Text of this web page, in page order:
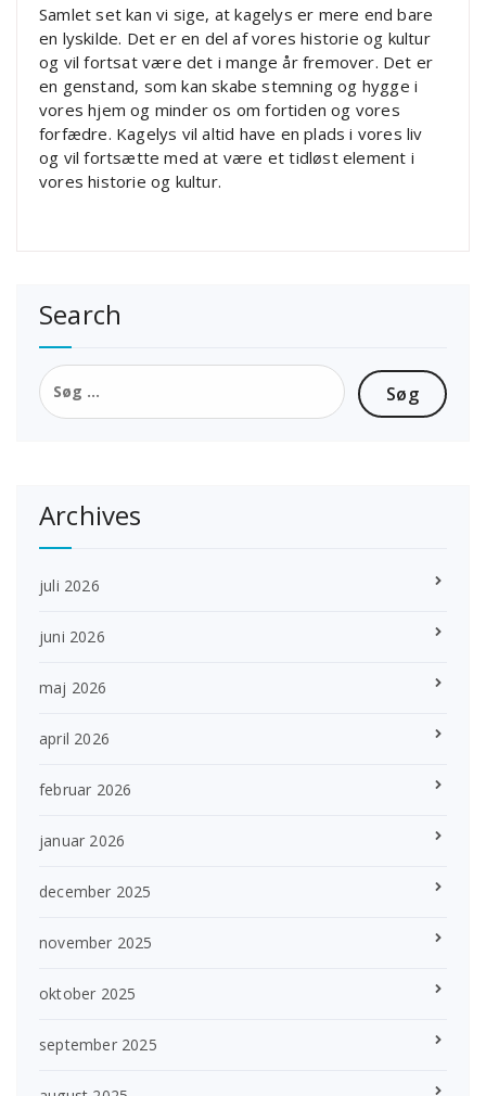
Samlet set kan vi sige, at kagelys er mere end bare
en lyskilde. Det er en del af vores historie og kultur
og vil fortsat være det i mange år fremover. Det er
en genstand, som kan skabe stemning og hygge i
vores hjem og minder os om fortiden og vores
forfædre. Kagelys vil altid have en plads i vores liv
og vil fortsætte med at være et tidløst element i
vores historie og kultur.
Search
Søg
efter:
Archives
juli 2026
juni 2026
maj 2026
april 2026
februar 2026
januar 2026
december 2025
november 2025
oktober 2025
september 2025